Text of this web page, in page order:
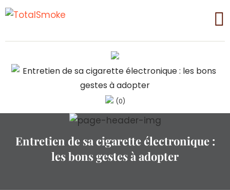
(0)
Entretien de sa cigarette électronique :
les bons gestes à adopter